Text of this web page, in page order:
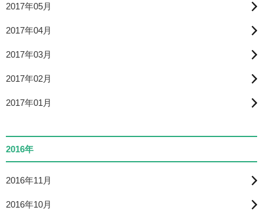
2017年05月
2017年04月
2017年03月
2017年02月
2017年01月
2016年
2016年11月
2016年10月